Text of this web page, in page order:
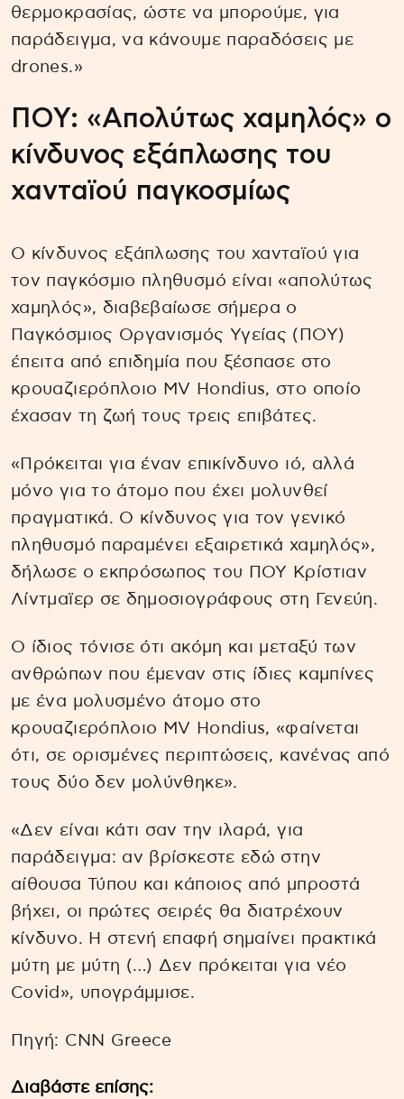
θερμοκρασίας, ώστε να μπορούμε, για
παράδειγμα, να κάνουμε παραδόσεις με
drones.»
ΠΟΥ: «Απολύτως χαμηλός» ο
κίνδυνος εξάπλωσης του
χανταϊού παγκοσμίως
Ο κίνδυνος εξάπλωσης του χανταϊού για
τον παγκόσμιο πληθυσμό είναι «απολύτως
χαμηλός», διαβεβαίωσε σήμερα ο
Παγκόσμιος Οργανισμός Υγείας (ΠΟΥ)
έπειτα από επιδημία που ξέσπασε στο
κρουαζιερόπλοιο MV Hondius, στο οποίο
έχασαν τη ζωή τους τρεις επιβάτες.
«Πρόκειται για έναν επικίνδυνο ιό, αλλά
μόνο για το άτομο που έχει μολυνθεί
πραγματικά. Ο κίνδυνος για τον γενικό
πληθυσμό παραμένει εξαιρετικά χαμηλός»,
δήλωσε ο εκπρόσωπος του ΠΟΥ Κρίστιαν
Λίντμαϊερ σε δημοσιογράφους στη Γενεύη.
Ο ίδιος τόνισε ότι ακόμη και μεταξύ των
ανθρώπων που έμεναν στις ίδιες καμπίνες
με ένα μολυσμένο άτομο στο
κρουαζιερόπλοιο MV Hondius, «φαίνεται
ότι, σε ορισμένες περιπτώσεις, κανένας από
τους δύο δεν μολύνθηκε».
«Δεν είναι κάτι σαν την ιλαρά, για
παράδειγμα: αν βρίσκεστε εδώ στην
αίθουσα Τύπου και κάποιος από μπροστά
βήχει, οι πρώτες σειρές θα διατρέχουν
κίνδυνο. Η στενή επαφή σημαίνει πρακτικά
μύτη με μύτη (…) Δεν πρόκειται για νέο
Covid», υπογράμμισε.
Πηγή: CNN Greece
Διαβάστε επίσης: